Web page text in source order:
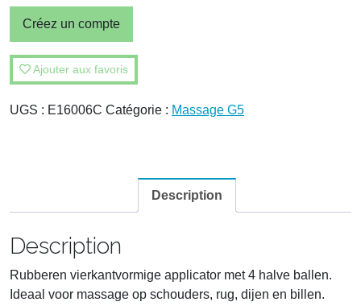
Créez un compte
Ajouter aux favoris
UGS : E16006C Catégorie : Massage G5
Description
Description
Rubberen vierkantvormige applicator met 4 halve ballen.
Ideaal voor massage op schouders, rug, dijen en billen.